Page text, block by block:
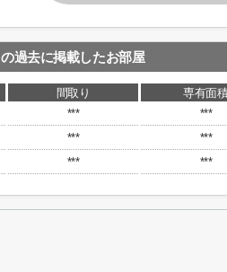
の過去に掲載したお部屋
間取り 専有面
*** ***
*** ***
*** ***